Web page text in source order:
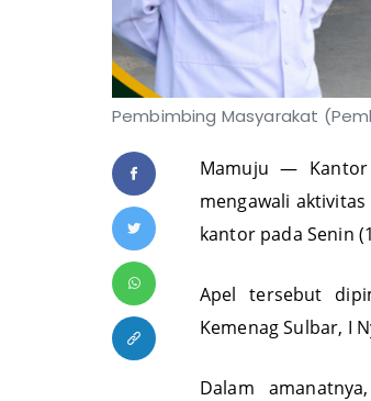
Pembimbing Masyarakat
Mamuju — Kantor
mengawali
kantor pada Senin
Apel tersebut
Kemenag Sulbar, I
Dalam